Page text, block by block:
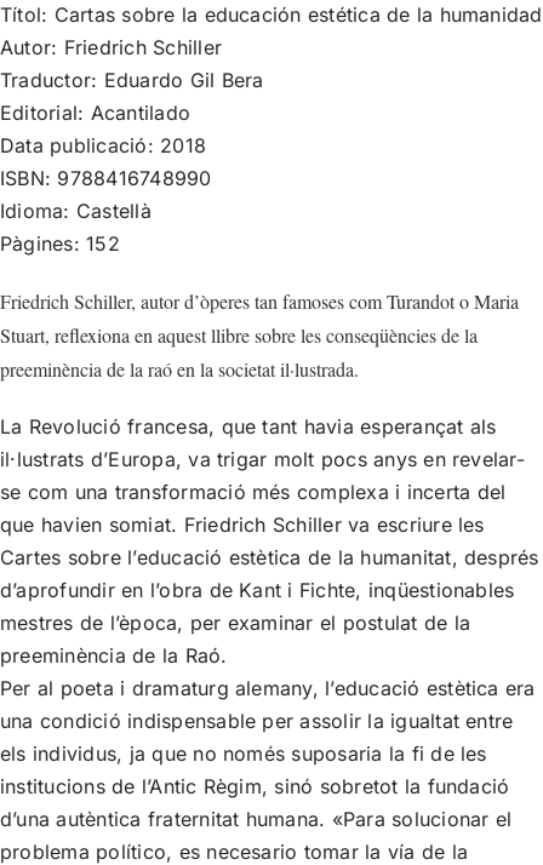
Títol: Cartas sobre la educación estética de la humanidad
Autor: Friedrich Schiller
Traductor: Eduardo Gil Bera
Editorial: Acantilado
Data publicació: 2018
ISBN: 9788416748990
Idioma: Castellà
Pàgines: 152
Friedrich Schiller, autor d’òperes tan famoses com Turandot o Maria
Stuart, reflexiona en aquest llibre sobre les conseqüències de la
preeminència de la raó en la societat il·lustrada.
La Revolució francesa, que tant havia esperançat als
il·lustrats d’Europa, va trigar molt pocs anys en revelar-
se com una transformació més complexa i incerta del
que havien somiat. Friedrich Schiller va escriure les
Cartes sobre l’educació estètica de la humanitat, després
d’aprofundir en l’obra de Kant i Fichte, inqüestionables
mestres de l’època, per examinar el postulat de la
preeminència de la Raó.
Per al poeta i dramaturg alemany, l’educació estètica era
una condició indispensable per assolir la igualtat entre
els individus, ja que no només suposaria la fi de les
institucions de l’Antic Règim, sinó sobretot la fundació
d’una autèntica fraternitat humana. «Para solucionar el
problema político, es necesario tomar la vía de la